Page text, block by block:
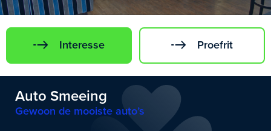
Interesse Proefrit
Auto Smeeing
Gewoon de mooiste auto’s